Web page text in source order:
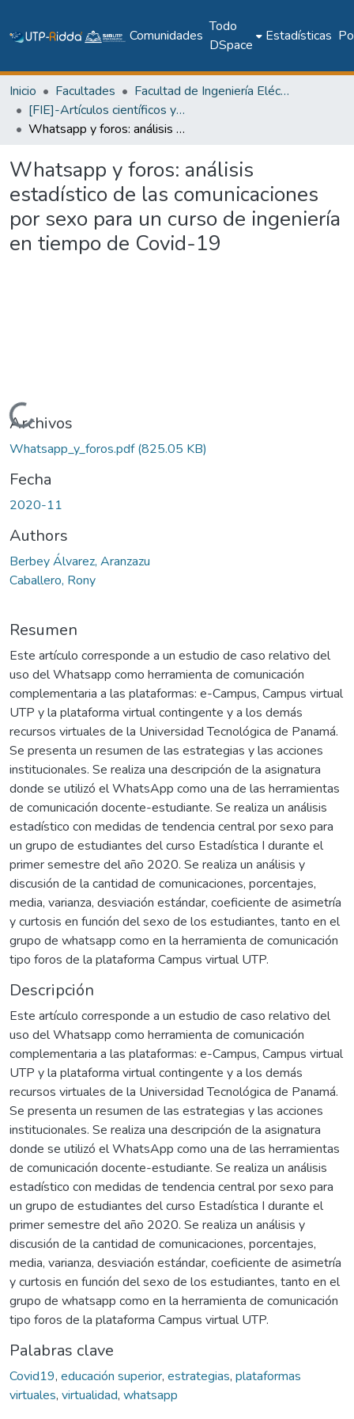
Comunidades
Todo
DSpace
Estadísticas
Inicio Facultades
Facultad de Ingeniería Eléctrica
[FIE]-Artículos científicos y académicos
Whatsapp y foros: análisis estadístico de las comunicaciones por sexo para un curso de ingeniería en tiempo de Covid-19
Whatsapp y foros: análisis
estadístico de las comunicaciones
por sexo para un curso de ingeniería
en tiempo de Covid-19
Cargando...
Archivos
Whatsapp_y_foros.pdf(825.05 KB)
Fecha
2020-11
Authors
Berbey Álvarez, Aranzazu
Caballero, Rony
Resumen
Este artículo corresponde a un estudio de caso relativo del
uso del Whatsapp como herramienta de comunicación
complementaria a las plataformas: e-Campus, Campus virtual
UTP y la plataforma virtual contingente y a los demás
recursos virtuales de la Universidad Tecnológica de Panamá.
Se presenta un resumen de las estrategias y las acciones
institucionales. Se realiza una descripción de la asignatura
donde se utilizó el WhatsApp como una de las herramientas
de comunicación docente-estudiante. Se realiza un análisis
estadístico con medidas de tendencia central por sexo para
un grupo de estudiantes del curso Estadística I durante el
primer semestre del año 2020. Se realiza un análisis y
discusión de la cantidad de comunicaciones, porcentajes,
media, varianza, desviación estándar, coeficiente de asimetría
y curtosis en función del sexo de los estudiantes, tanto en el
grupo de whatsapp como en la herramienta de comunicación
tipo foros de la plataforma Campus virtual UTP.
Descripción
Este artículo corresponde a un estudio de caso relativo del
uso del Whatsapp como herramienta de comunicación
complementaria a las plataformas: e-Campus, Campus virtual
UTP y la plataforma virtual contingente y a los demás
recursos virtuales de la Universidad Tecnológica de Panamá.
Se presenta un resumen de las estrategias y las acciones
institucionales. Se realiza una descripción de la asignatura
donde se utilizó el WhatsApp como una de las herramientas
de comunicación docente-estudiante. Se realiza un análisis
estadístico con medidas de tendencia central por sexo para
un grupo de estudiantes del curso Estadística I durante el
primer semestre del año 2020. Se realiza un análisis y
discusión de la cantidad de comunicaciones, porcentajes,
media, varianza, desviación estándar, coeficiente de asimetría
y curtosis en función del sexo de los estudiantes, tanto en el
grupo de whatsapp como en la herramienta de comunicación
tipo foros de la plataforma Campus virtual UTP.
Palabras clave
Covid19, educación superior, estrategias, plataformas
virtuales, virtualidad, whatsapp